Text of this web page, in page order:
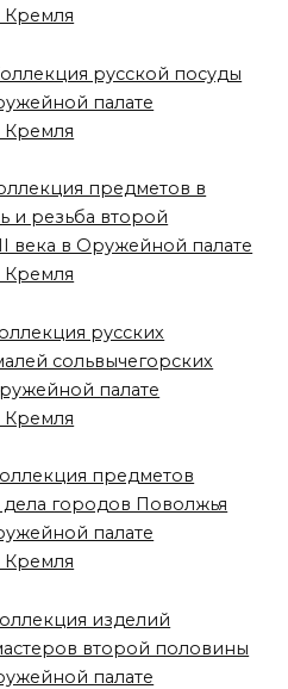
Кремля
русской посуды
палате
Кремля
предметов в
и резьба второй
века в Оружейной палате
Кремля
русских
сольвычегорских
палате
Кремля
предметов
городов Поволжья
палате
Кремля
изделий
второй половины
палате